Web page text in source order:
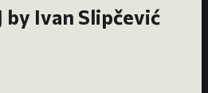
by Ivan Slipčević